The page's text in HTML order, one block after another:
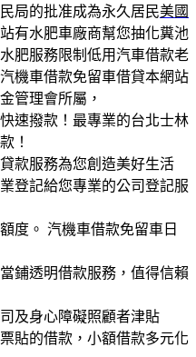
局的批准成為永久居民美國
有水肥車廠商幫您抽化糞池
肥服務限制低用汽車借款老
機車借款免留車借貸本網站
管理會所屬，
速撥款！最專業的台北士林
！
款服務為您創造美好生活
登記給您專業的公司登記服
度。 汽機車借款免留車日
鋪透明借款服務，值得信賴
及身心障礙照顧者津貼
貼的借款，小額借款多元化